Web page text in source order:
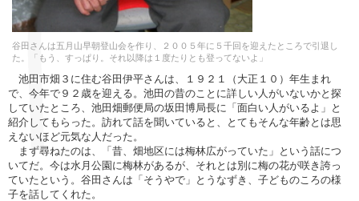
谷田さんは五月山早朝登山会を作り、２００５年に５千回を迎えたところで引退し
た。「もう、すっぱり。それ以降は１度たりとも登ってないよ」
池田市畑３に住む谷田伊平さんは、１９２１（大正１０）年生まれ
で、今年で９２歳を迎える。池田の昔のことに詳しい人がいないかと探
していたところ、池田畑郵便局の坂田博局長に「面白い人がいるよ」と
紹介してもらった。訪れて話を聞いていると、とてもそんな年齢とは思
えないほど元気な人だった。
まず尋ねたのは、「昔、畑地区には梅林広がっていた」という話につ
いてだ。今は水月公園に梅林があるが、それとは別に梅の花が咲き誇っ
ていたという。谷田さんは「そうやで」とうなずき、子どものころの様
子を話してくれた。